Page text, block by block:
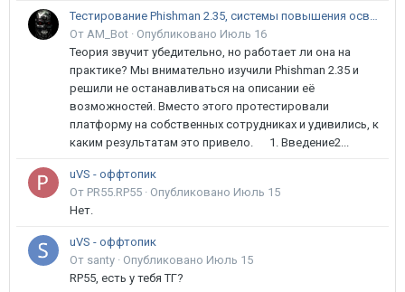
Тестирование Phishman 2.35, системы повышения осведомлённости пользователей в сфере ИБ
От AM_Bot · Опубликовано Июль 16
Теория звучит убедительно, но работает ли она на
практике? Мы внимательно изучили Phishman 2.35 и
решили не останавливаться на описании её
возможностей. Вместо этого протестировали
платформу на собственных сотрудниках и удивились, к
каким результатам это привело. 1. Введение2...
uVS - оффтопик
От PR55.RP55 · Опубликовано Июль 15
Нет.
uVS - оффтопик
От santy · Опубликовано Июль 15
RP55, есть у тебя ТГ?